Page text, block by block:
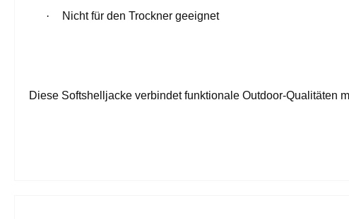
· Nicht für den Trockner geeignet
Diese Softshelljacke verbindet funktionale Outdoor-Qualitäten